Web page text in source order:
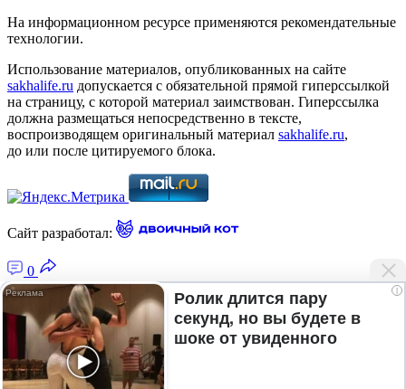
На информационном ресурсе применяются рекомендательные
технологии.
Использование материалов, опубликованных на сайте
sakhalife.ru допускается с обязательной прямой гиперссылкой
на страницу, с которой материал заимствован. Гиперссылка
должна размещаться непосредственно в тексте,
воспроизводящем оригинальный материал sakhalife.ru,
до или после цитируемого блока.
Сайт разработал:
0
Главная — Новости Якутии и мира
Лента новостей
Рубрики
Подписка
i
Ролик длится пару
секунд, но вы будете в
шоке от увиденного